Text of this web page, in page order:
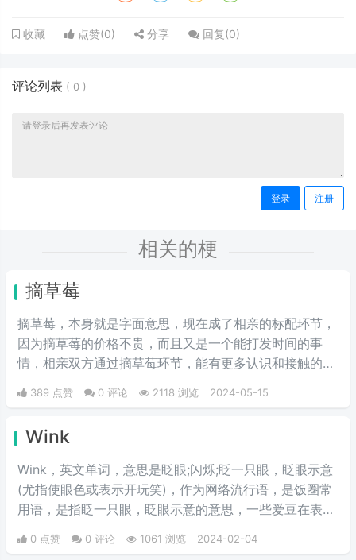
收藏 点赞(0) 分享 回复(0)
评论列表 ( 0 )
登录 注册
相关的梗
摘草莓
摘草莓，本身就是字面意思，现在成了相亲的标配环节，
因为摘草莓的价格不贵，而且又是一个能打发时间的事
情，相亲双方通过摘草莓环节，能有更多认识和接触的机
身材，看以后适不适合做女朋友，适不适合结婚过日子。
时会安排上这一流程。
389 点赞 0 评论 2118 浏览 2024-05-15
Wink
Wink，英文单词，意思是眨眼;闪烁;眨一只眼，眨眼示意
(尤指使眼色或表示开玩笑)，作为网络流行语，是饭圈常
用语，是指眨一只眼，眨眼示意的意思，一些爱豆在表演
动图，大概就是这个词的图解了。一般在聊天中常用作表
0 点赞 0 评论 1061 浏览 2024-02-04